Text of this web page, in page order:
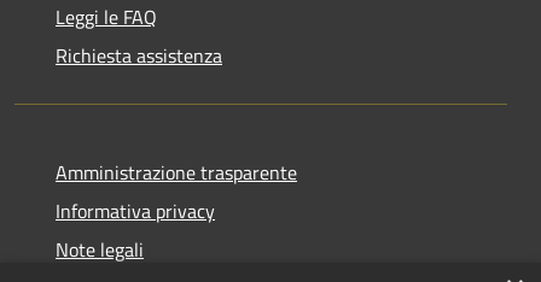
Leggi le FAQ
Richiesta assistenza
Amministrazione trasparente
Informativa privacy
Note legali